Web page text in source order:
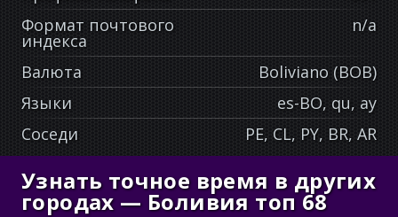
Формат почтового
индекса
n/a
Валюта
Boliviano (BOB)
Языки
es-BO, qu, ay
Соседи
PE, CL, PY, BR, AR
Узнать точное время в других
городах — Боливия топ 68